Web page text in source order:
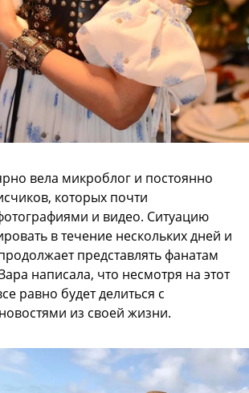
вела микроблог и постоянно
которых почти
и видео. Ситуацию
в течение нескольких дней и
представлять фанатам
написала, что несмотря на этот
равно будет делиться с
из своей жизни.